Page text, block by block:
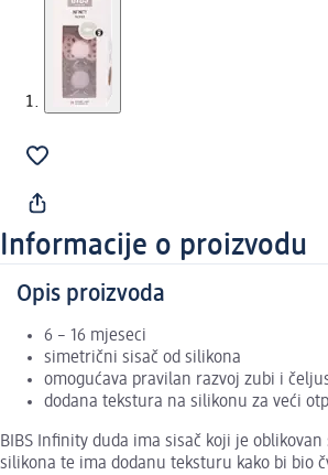
Informacije o proizvodu
Opis proizvoda
6 – 16 mjeseci
simetrični sisač od silikona
omogućava pravilan razvoj zubi i
dodana tekstura na silikonu za veći
BIBS Infinity duda ima sisač koji je
silikona te ima dodanu teksturu kako bi bio